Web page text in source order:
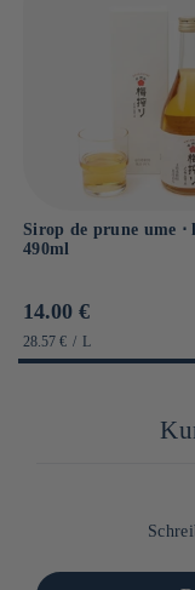
Sirop de prune ume ⋅
490ml
Prix
habituel
14.00 €
PRIX
UNITAIRE
28.57 € / PAR
L